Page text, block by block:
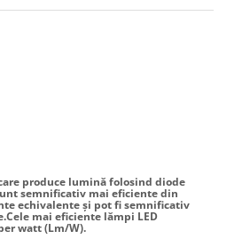
produce lumină folosind diode
semnificativ mai eficiente din
echivalente și pot fi semnificativ
mai eficiente lămpi LED
watt (Lm/W).